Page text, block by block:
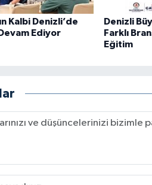
Kalbi Denizli’de
Ediyor
Denizli
Farklı
Eğitim